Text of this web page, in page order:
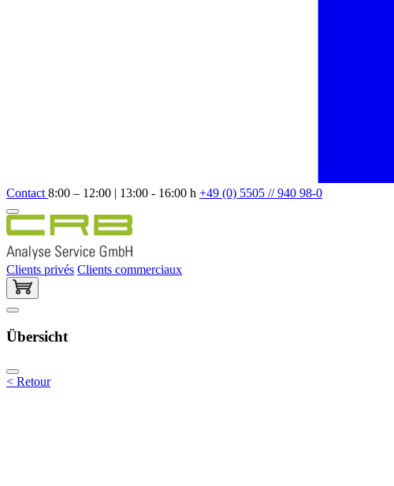
Contact 8:00 – 12:00 | 13:00 - 16:00 h +49 (0) 5505 // 940 98-0
Clients privés Clients commerciaux
Übersicht
< Retour